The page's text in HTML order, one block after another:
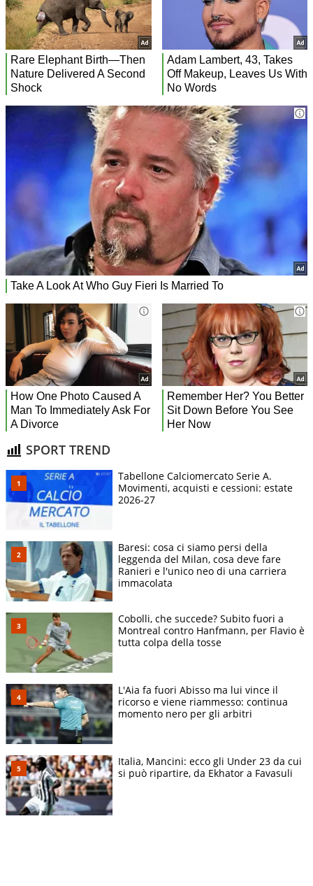
SPORT TREND
Tabellone Calciomercato Serie A.
Movimenti, acquisti e cessioni: estate
2026-27
Baresi: cosa ci siamo persi della
leggenda del Milan, cosa deve fare
Ranieri e l'unico neo di una carriera
immacolata
Cobolli, che succede? Subito fuori a
Montreal contro Hanfmann, per Flavio è
tutta colpa della tosse
L'Aia fa fuori Abisso ma lui vince il
ricorso e viene riammesso: continua
momento nero per gli arbitri
Italia, Mancini: ecco gli Under 23 da cui
si può ripartire, da Ekhator a Favasuli